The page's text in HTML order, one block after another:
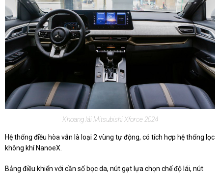
Khoang lái Mitsubishi Xforce 2024
Hệ thống điều hòa vẫn là loại 2 vùng tự động, có tích hợp hệ thống lọc
không khí NanoeX.
Bảng điều khiển với cần số bọc da, nút gạt lựa chọn chế độ lái, nút